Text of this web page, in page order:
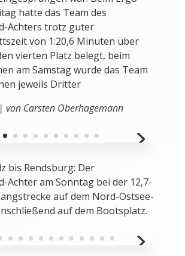
hatte das Team des
Achters trotz guter
von 1:20,6 Minuten über
vierten Platz belegt, beim
am Samstag wurde das Team
jeweils Dritter
von Carsten Oberhagemann
bis Rendsburg: Der
Achter am Sonntag bei der 12,7-
auf dem Nord-Ostsee-
auf dem Bootsplatz.